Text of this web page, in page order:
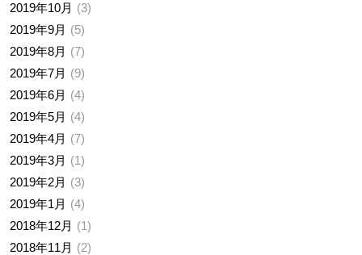
2019年10月
3
2019年9月
5
2019年8月
7
2019年7月
9
2019年6月
4
2019年5月
4
2019年4月
7
2019年3月
1
2019年2月
3
2019年1月
4
2018年12月
1
2018年11月
2